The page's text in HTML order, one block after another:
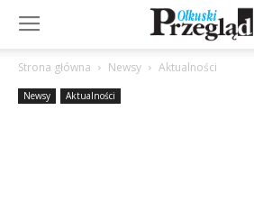
Strona główna Newsy Aktualności
Newsy Aktualności